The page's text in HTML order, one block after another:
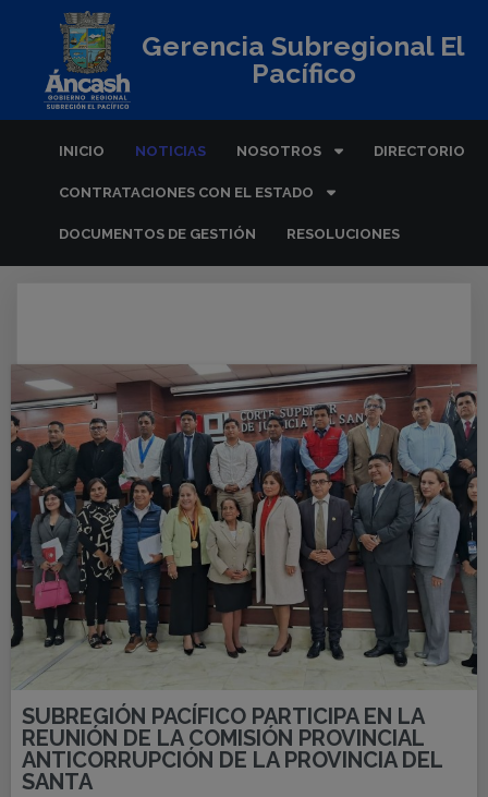
Gerencia Subregional El
Pacífico
INICIO NOTICIAS NOSOTROS DIRECTORIO
CONTRATACIONES CON EL ESTADO
DOCUMENTOS DE GESTIÓN RESOLUCIONES
SUBREGIÓN PACÍFICO PARTICIPA EN LA
REUNIÓN DE LA COMISIÓN PROVINCIAL
ANTICORRUPCIÓN DE LA PROVINCIA DEL
SANTA